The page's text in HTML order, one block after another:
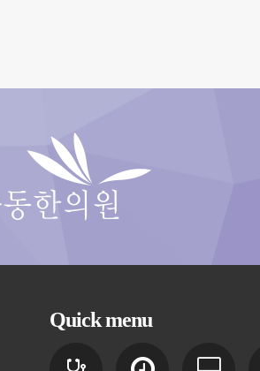
Quick menu